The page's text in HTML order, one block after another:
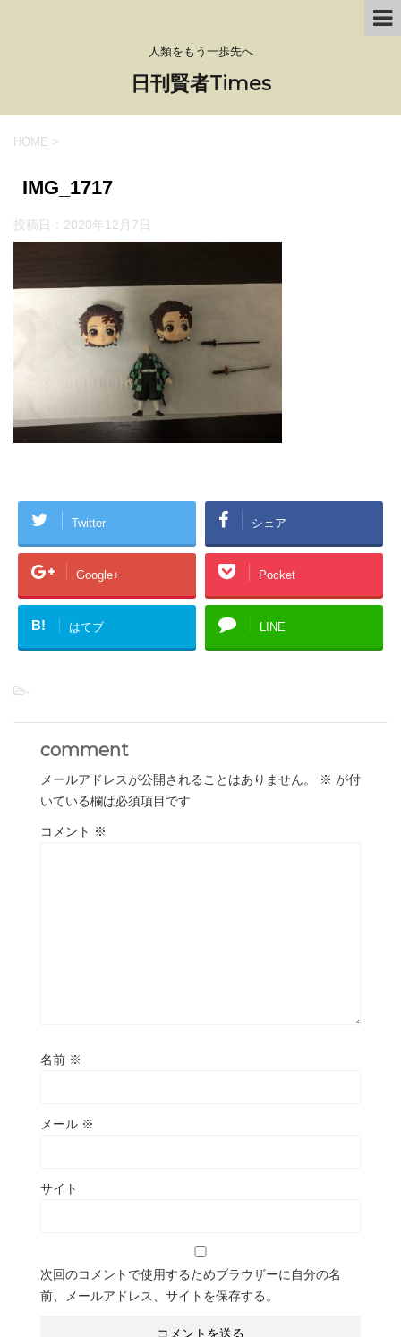
人類をもう一歩先へ
日刊賢者Times
HOME >
IMG_1717
投稿日： 2020年12月7日
Twitter シェア
Google+ Pocket
B! はてブ LINE
-
comment
メールアドレスが公開されることはありません。 ※ が付
いている欄は必須項目です
コメント ※
名前 ※
メール ※
サイト
次回のコメントで使用するためブラウザーに自分の名
前、メールアドレス、サイトを保存する。